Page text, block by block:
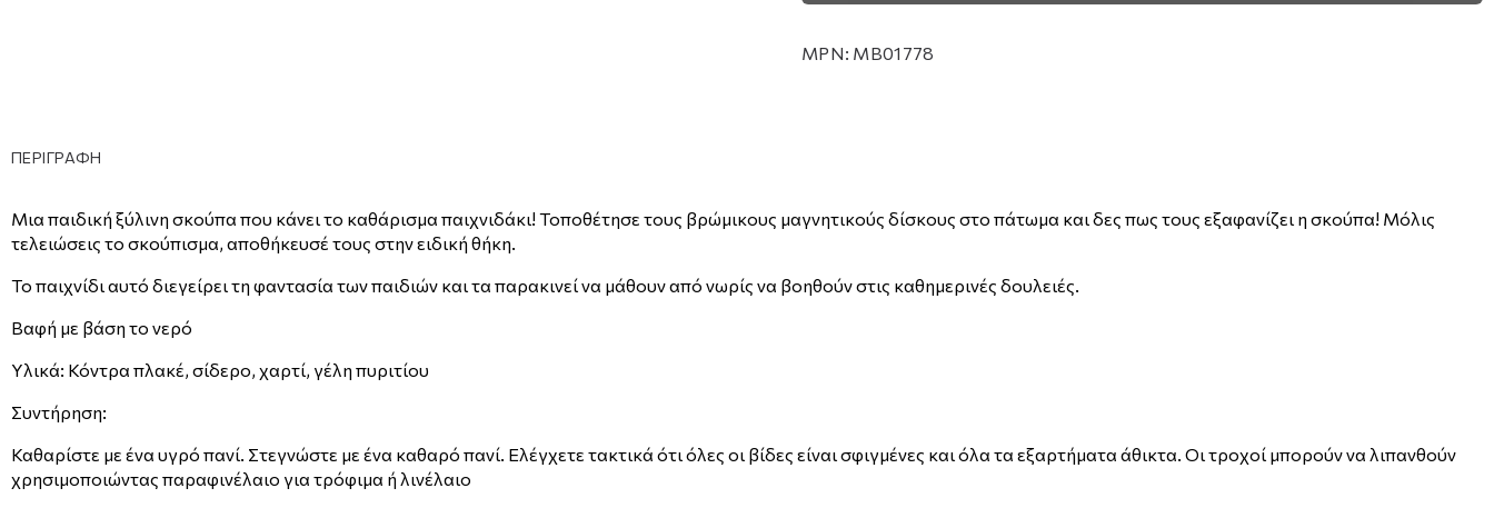
MPN: MB01778
ΠΕΡΙΓΡΑΦΗ
Μια παιδική ξύλινη σκούπα που κάνει το καθάρισμα παιχνιδάκι! Τοποθέτησε τους βρώμικους μαγνητικούς δίσκους στο πάτωμα και δες πως τους εξαφανίζει η σκούπα! Μόλις
τελειώσεις το σκούπισμα, αποθήκευσέ τους στην ειδική θήκη.
Το παιχνίδι αυτό διεγείρει τη φαντασία των παιδιών και τα παρακινεί να μάθουν από νωρίς να βοηθούν στις καθημερινές δουλειές.
Βαφή με βάση το νερό
Υλικά: Κόντρα πλακέ, σίδερο, χαρτί, γέλη πυριτίου
Συντήρηση:
Καθαρίστε με ένα υγρό πανί. Στεγνώστε με ένα καθαρό πανί. Ελέγχετε τακτικά ότι όλες οι βίδες είναι σφιγμένες και όλα τα εξαρτήματα άθικτα. Οι τροχοί μπορούν να λιπανθούν
χρησιμοποιώντας παραφινέλαιο για τρόφιμα ή λινέλαιο